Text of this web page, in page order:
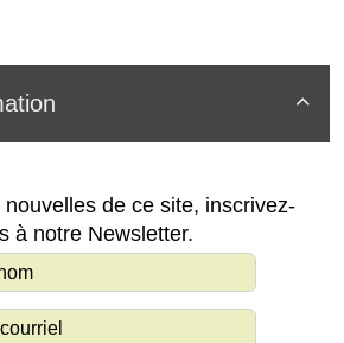

de ce site, inscrivez-
à notre Newsletter.